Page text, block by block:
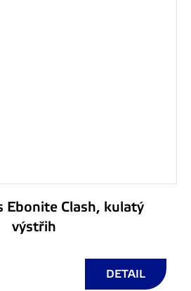
Ebonite Clash, kulatý
výstřih
DETAIL